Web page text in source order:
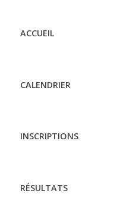
ACCUEIL
CALENDRIER
INSCRIPTIONS
RÉSULTATS